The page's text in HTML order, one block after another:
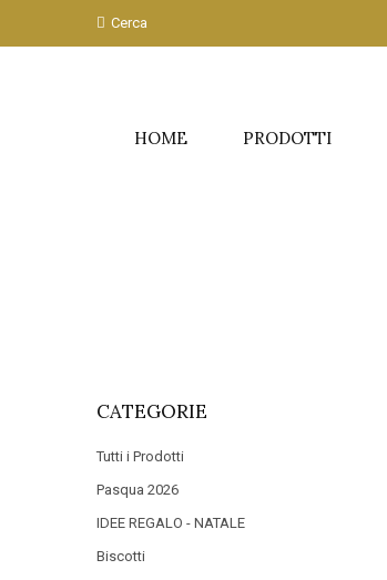
Cerca
HOME PRODOTTI
CATEGORIE
Prodotti
Pasqua 2026
IDEE REGALO - NATALE
Biscotti